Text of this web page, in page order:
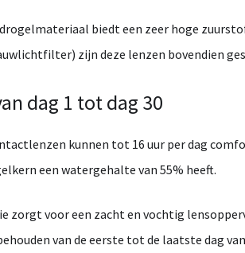
biedt een zeer hoge
zijn deze lenzen bovendien
dag 1 tot dag 30
kunnen tot16 uur per dag
een watergehalte van 55% heeft.
zorgt voor een zacht en vochtig
van de eerste tot de laatste dag